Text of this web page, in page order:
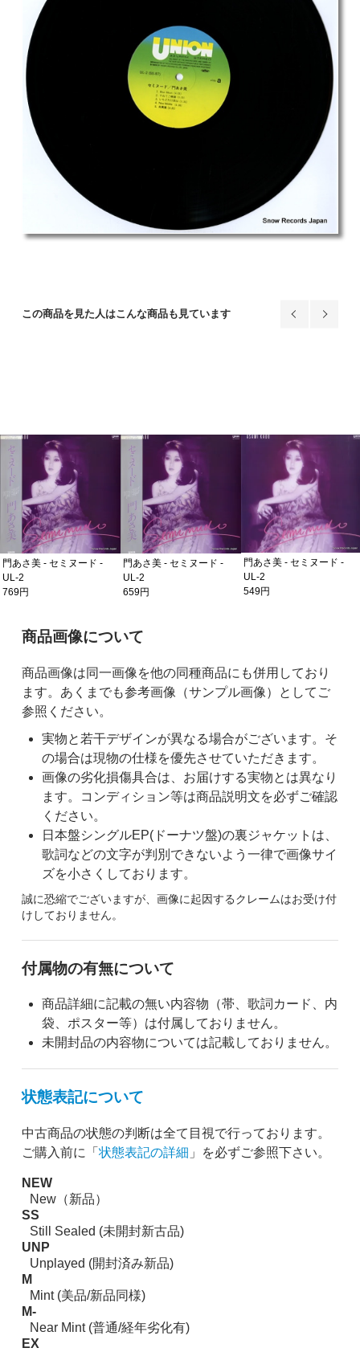
この商品を見た人はこんな商品も見ています
門あさ美 - セミヌード -
UL-2
769円
門あさ美 - セミヌード -
UL-2
659円
門あさ美 - セミヌード -
UL-2
549円
ご購入前の注意事項
商品画像について
商品画像は同一画像を他の同種商品にも併用しており
ます。あくまでも参考画像（サンプル画像）としてご
参照ください。
実物と若干デザインが異なる場合がございます。そ
の場合は現物の仕様を優先させていただきます。
画像の劣化損傷具合は、お届けする実物とは異なり
ます。コンディション等は商品説明文を必ずご確認
ください。
日本盤シングルEP(ドーナツ盤)の裏ジャケットは、
歌詞などの文字が判別できないよう一律で画像サイ
ズを小さくしております。
誠に恐縮でございますが、画像に起因するクレームはお受け付
けしておりません。
付属物の有無について
商品詳細に記載の無い内容物（帯、歌詞カード、内
袋、ポスター等）は付属しておりません。
未開封品の内容物については記載しておりません。
状態表記について
中古商品の状態の判断は全て目視で行っております。
ご購入前に「 状態表記の詳細 」を必ずご参照下さい。
NEW
New（新品）
SS
Still Sealed (未開封新古品)
UNP
Unplayed (開封済み新品)
M
Mint (美品/新品同様)
M-
Near Mint (普通/経年劣化有)
EX